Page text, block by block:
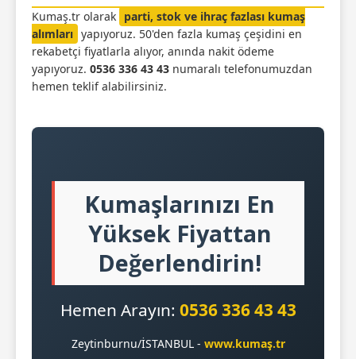
Kumaş.tr olarak parti, stok ve ihraç fazlası kumaş
alımları yapıyoruz. 50'den fazla kumaş çeşidini en
rekabetçi fiyatlarla alıyor, anında nakit ödeme
yapıyoruz. 0536 336 43 43 numaralı telefonumuzdan
hemen teklif alabilirsiniz.
Kumaşlarınızı En
Yüksek Fiyattan
Değerlendirin!
Hemen Arayın: 0536 336 43 43
Zeytinburnu/İSTANBUL - www.kumaş.tr